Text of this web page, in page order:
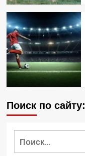
Поиск по сайту: